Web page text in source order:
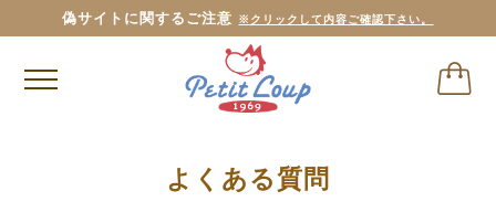
偽サイトに関するご注意 ※クリックして内容ご確認下さい。
よくある質問